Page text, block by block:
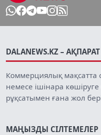
DALANEWS.KZ –
Коммерциялық мақсатта
немесе ішінара
рұқсатымен ғана жол
МАҢЫЗДЫ СІЛТЕМЕЛЕР